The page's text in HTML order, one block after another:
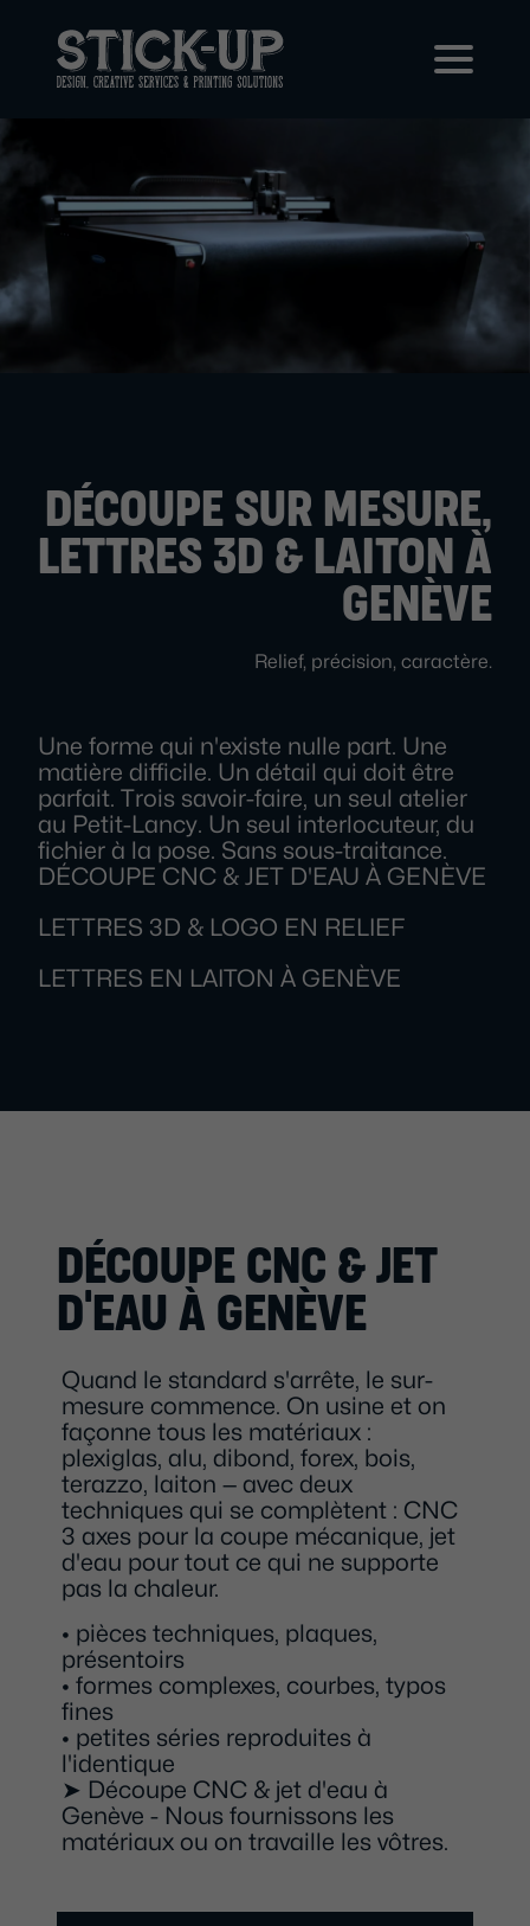
DÉCOUPE CNC & JET D'EAU À GENÈVE
LETTRES 3D & LOGO EN RELIEF
LETTRES EN LAITON À GENÈVE
DÉCOUPE SUR MESURE,
LETTRES 3D & LAITON À
GENÈVE
Relief, précision, caractère.
Une forme qui n'existe nulle part. Une
matière difficile. Un détail qui doit être
parfait. Trois savoir-faire, un seul atelier
au Petit-Lancy. Un seul interlocuteur, du
fichier à la pose. Sans sous-traitance.
DÉCOUPE CNC & JET
D'EAU À GENÈVE
Quand le standard s'arrête, le sur-
mesure commence. On usine et on
façonne tous les matériaux :
plexiglas, alu, dibond, forex, bois,
terazzo, laiton — avec deux
techniques qui se complètent : CNC
3 axes pour la coupe mécanique, jet
d'eau pour tout ce qui ne supporte
pas la chaleur.
• pièces techniques, plaques,
présentoirs
• formes complexes, courbes, typos
fines
• petites séries reproduites à
l'identique
➤ Découpe CNC & jet d'eau à
Genève - Nous fournissons les
matériaux ou on travaille les vôtres.